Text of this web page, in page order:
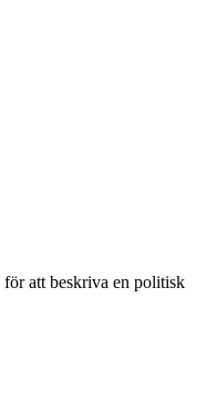
för att beskriva en politisk